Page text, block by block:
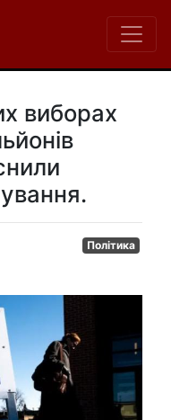
виборах
Політика